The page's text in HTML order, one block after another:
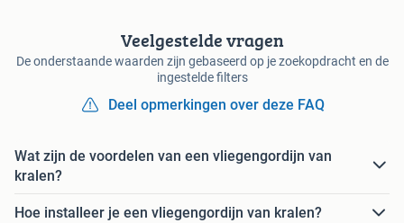
Veelgestelde vragen
De onderstaande waarden zijn gebaseerd op je zoekopdracht en de
ingestelde filters
Deel opmerkingen over deze FAQ
Wat zijn de voordelen van een vliegengordijn van
kralen?
Hoe installeer je een vliegengordijn van kralen?